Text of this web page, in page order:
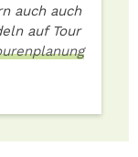
auch auch
auf Tour